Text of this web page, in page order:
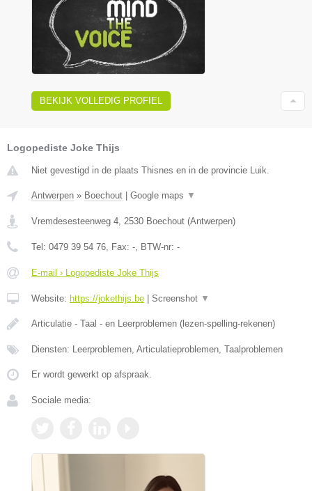
BEKIJK VOLLEDIG PROFIEL
Logopediste Joke Thijs
Niet gevestigd in de plaats Thisnes en in de provincie Luik.
Antwerpen » Boechout Google maps ▼
Vremdesesteenweg 4, 2530 Boechout (Antwerpen)
Tel: 0479 39 54 76, Fax: -, BTW-nr: -
E-mail › Logopediste Joke Thijs
Website: https://jokethijs.be Screenshot ▼
Articulatie - Taal - en Leerproblemen (lezen-spelling-rekenen)
Diensten: Leerproblemen, Articulatieproblemen, Taalproblemen
Er wordt gewerkt op afspraak.
Sociale media: